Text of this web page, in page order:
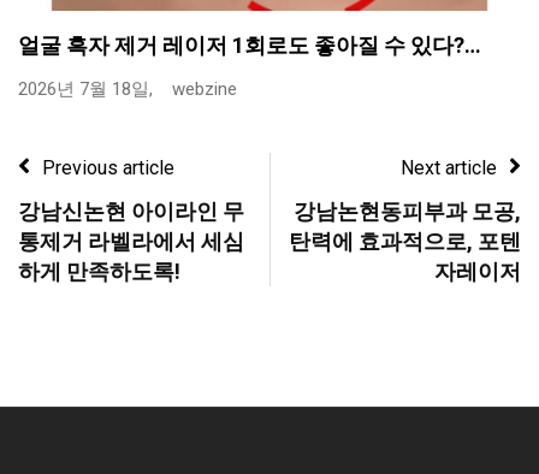
얼굴 흑자 제거 레이저 1회로도 좋아질 수 있다?…
2026년 7월 18일, webzine
Previous article
강남신논현 아이라인 무
통제거 라벨라에서 세심
하게 만족하도록!
Next article
강남논현동피부과 모공,
탄력에 효과적으로, 포텐
자레이저